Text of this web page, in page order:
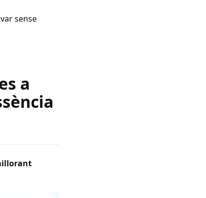
sense
a